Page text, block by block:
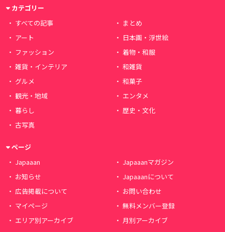
カテゴリー
すべての記事
まとめ
アート
日本画・浮世絵
ファッション
着物・和服
雑貨・インテリア
和雑貨
グルメ
和菓子
観光・地域
エンタメ
暮らし
歴史・文化
古写真
ページ
Japaaan
Japaaanマガジン
お知らせ
Japaaanについて
広告掲載について
お問い合わせ
マイページ
無料メンバー登録
エリア別アーカイブ
月別アーカイブ